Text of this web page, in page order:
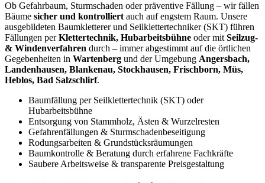
Ob Gefahrbaum, Sturmschaden oder präventive Fällung – wir fällen
Bäume sicher und kontrolliert auch auf engstem Raum. Unsere
ausgebildeten Baumkletterer und Seilklettertechniker (SKT) führen
Fällungen perKlettertechnik, Hubarbeitsbühne oder mit Seilzug-
& Windenverfahren durch – immer abgestimmt auf die örtlichen
Gegebenheiten in Wartenberg und der Umgebung Angersbach,
Landenhausen, Blankenau, Stockhausen, Frischborn, Müs,
Heblos, Bad Salzschlirf.
Baumfällung per Seilklettertechnik (SKT) oder
Hubarbeitsbühne
Entsorgung von Stammholz, Ästen & Wurzelresten
Gefahrenfällungen & Sturmschadenbeseitigung
Rodungsarbeiten & Grundstücksräumungen
Baumkontrolle & Beratung durch erfahrene Fachkräfte
Saubere Arbeitsweise & transparente Preisgestaltung